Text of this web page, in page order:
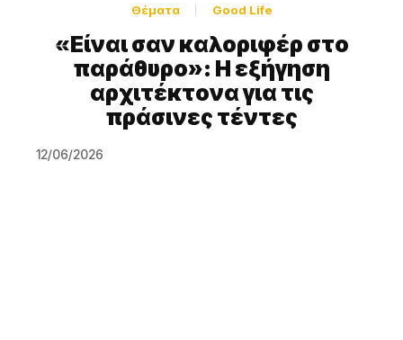
Θέματα Good Life
«Είναι σαν καλοριφέρ στο
παράθυρο»: Η εξήγηση
αρχιτέκτονα για τις
πράσινες τέντες
12/06/2026